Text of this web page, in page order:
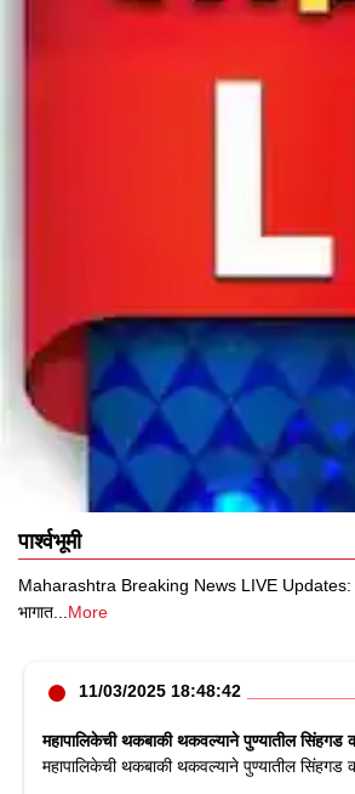
पार्श्वभूमी
Maharashtra Breaking News LIVE Updates:
भागात
More
11/03/2025 18:48:42
महापालिकेची थकबाकी थकवल्याने पुण्यातील
महापालिकेची थकबाकी थकवल्याने पुण्यातील